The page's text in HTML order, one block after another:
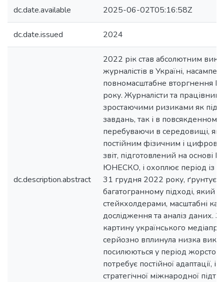
dc.date.available 2025-06-02T05:16:58Z
dc.date.issued 2024
dc.description.abstract
2022 рік став абсолютним
журналістів в Україні,
повномасштабне вторгнення
року. Журналісти та
зростаючими ризиками як під
завдань, так і в повсякденному
перебуваючи в середовищі, яке
постійним фізичним і
звіт, підготовлений на основі
ЮНЕСКО, і охоплює період із 1
31 грудня 2022 року,
багатогранному підході, який
стейкхолдерами, масштабні
дослідження та аналіз даних.
картину українського
серйозно вплинула низка
посилюються у період
потребує постійної адаптації,
стратегічної міжнародної